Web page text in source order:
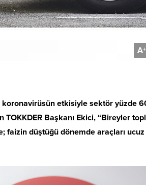
A+
koronavirüsün etkisiyle sektör yüzde
Başkanı Ekici, “Bireyler
faizin düştüğü dönemde araçları ucuz